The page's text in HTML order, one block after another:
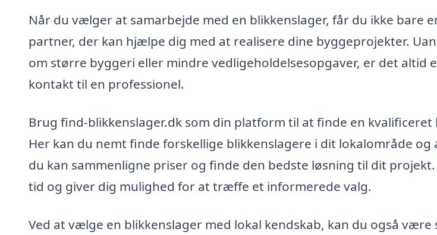
Når du vælger at samarbejde med en blikkenslager, får du ikke bare
partner, der kan hjælpe dig med at realisere dine byggeprojekter.
om større byggeri eller mindre vedligeholdelsesopgaver, er det altid
kontakt til en professionel.
Brug find-blikkenslager.dk som din platform til at finde en kvalificeret
Her kan du nemt finde forskellige blikkenslagere i dit lokalområde og
du kan sammenligne priser og finde den bedste løsning til dit
tid og giver dig mulighed for at træffe et informerede valg.
Ved at vælge en blikkenslager med lokal kendskab, kan du også